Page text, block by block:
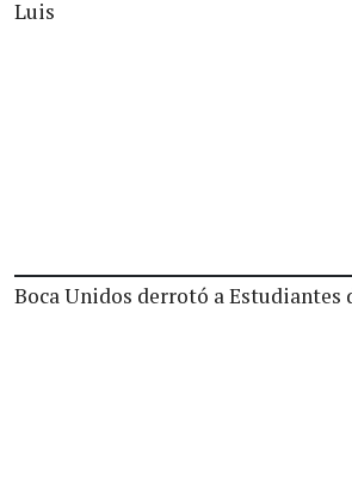
Luis
Boca Unidos derrotó a Estudiantes